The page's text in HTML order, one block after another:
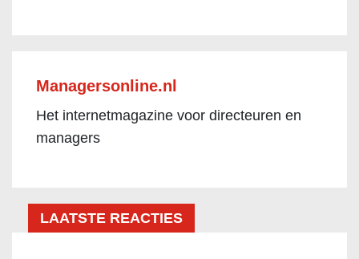
Managersonline.nl
Het internetmagazine voor directeuren en
managers
LAATSTE REACTIES